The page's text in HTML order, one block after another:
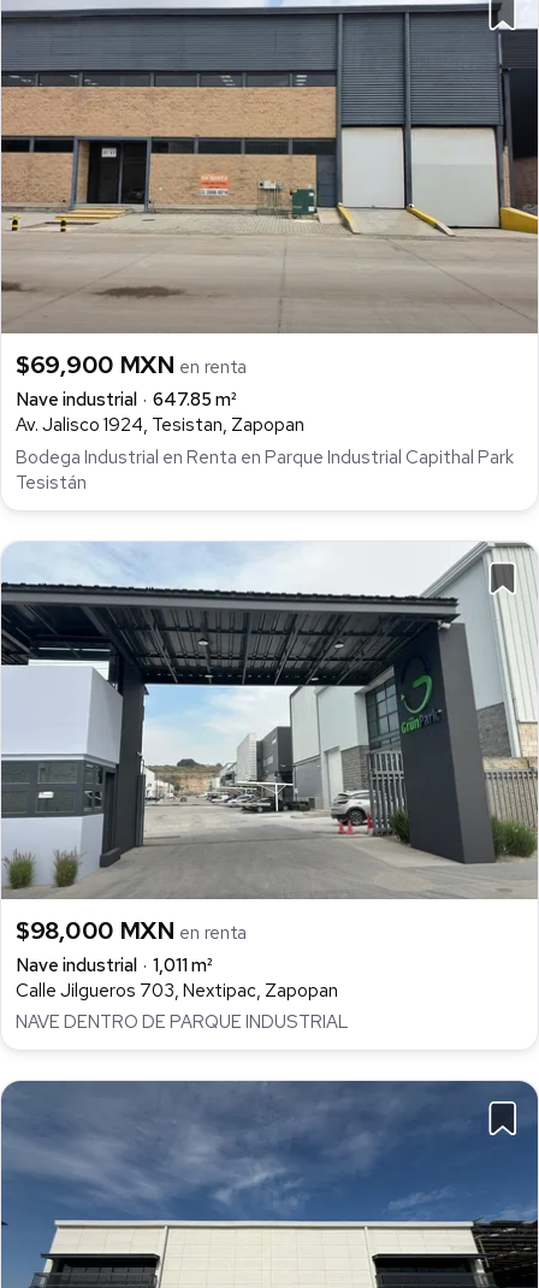
$69,900 MXN en renta
Nave industrial
647.85 m²
Av. Jalisco 1924, Tesistan, Zapopan
Bodega Industrial en Renta en Parque Industrial Capithal Park
Tesistán
$98,000 MXN en renta
Nave industrial
1,011 m²
Calle Jilgueros 703, Nextipac, Zapopan
NAVE DENTRO DE PARQUE INDUSTRIAL